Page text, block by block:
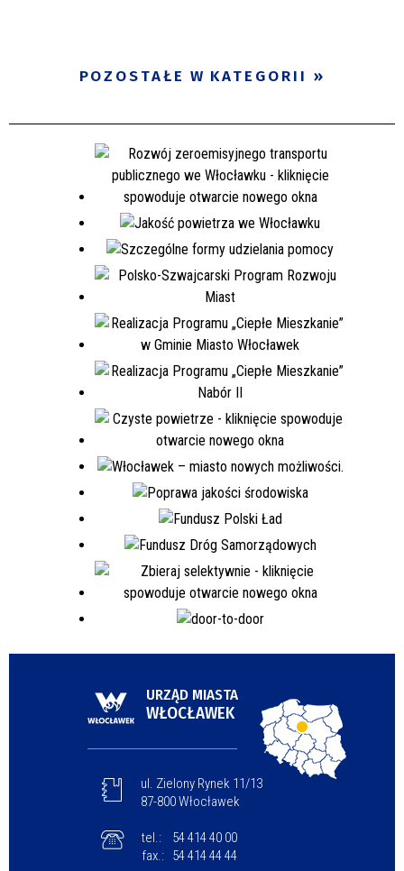
POZOSTAŁE W KATEGORII
URZĄD MIASTA
WŁOCŁAWEK
ul. Zielony Rynek 11/13
87-800 Włocławek
tel.:
54 414 40 00
fax.:
54 414 44 44